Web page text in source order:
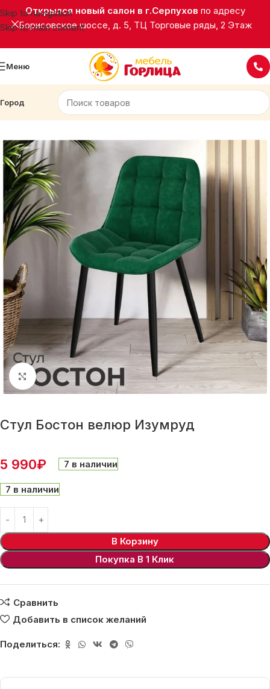
Skip to navigation
Skip to main content
Открылся новый салон в г.Серпухов по адресу
Борисовское шоссе, д. 5, ТЦ Торговые ряды, 2 Этаж
Меню
Город
Стулья/Табуреты
Нажмите, чтобы увеличить
Стул Бостон велюр Изумруд
5 990₽ 7 в наличии
7 в наличии
В Корзину
Покупка В 1 Клик
Сравнить
Добавить в список желаний
Поделиться: